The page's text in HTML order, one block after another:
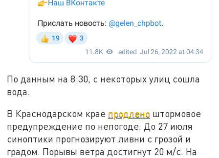
По данным на 8:30, с некоторых улиц сошла
вода.
В Краснодарском крае продлено штормовое
предупреждение по непогоде. До 27 июля
синоптики прогнозируют ливни с грозой и
градом. Порывы ветра достигнут 20 м/с. На